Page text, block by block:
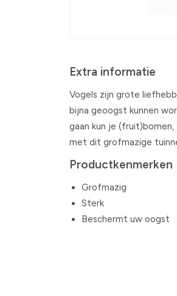
Extra informatie
Vogels zijn grote
bijna geoogst kunnen
gaan kun je
met dit grofmazige
Productkenmerken
Grofmazig
Sterk
Beschermt uw oogst